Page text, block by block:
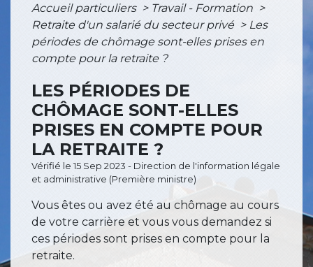
Accueil particuliers > Travail - Formation >
Retraite d'un salarié du secteur privé > Les
périodes de chômage sont-elles prises en
compte pour la retraite ?
LES PÉRIODES DE
CHÔMAGE SONT-ELLES
PRISES EN COMPTE POUR
LA RETRAITE ?
Vérifié le 15 Sep 2023 - Direction de l'information légale
et administrative (Première ministre)
Vous êtes ou avez été au chômage au cours
de votre carrière et vous vous demandez si
ces périodes sont prises en compte pour la
retraite.